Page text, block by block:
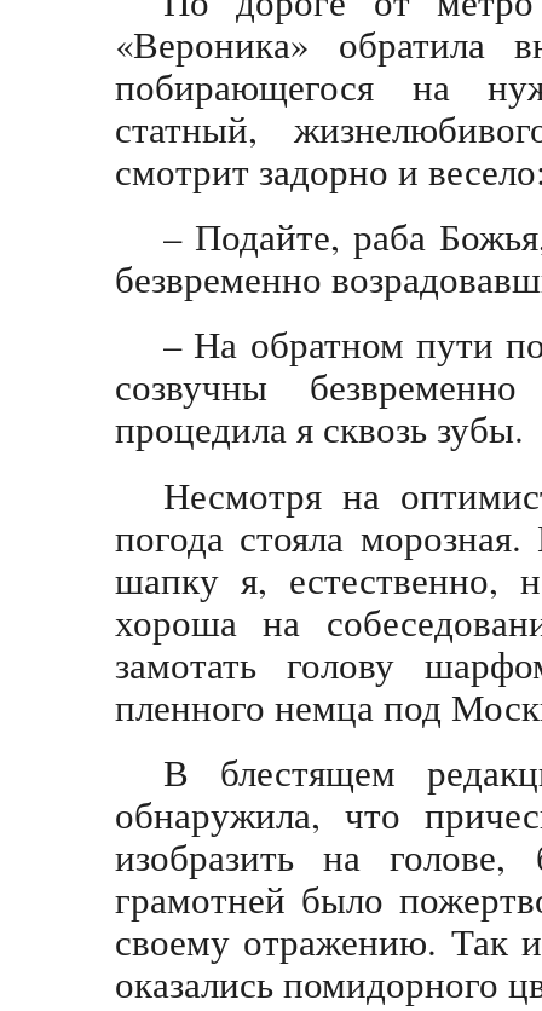
«Вероника» обратила
побирающегося на
статный,
смотрит задорно и
– Подайте, раба
безвременно
– На обратном пути
созвучны
процедила я сквозь зубы.
Несмотря на
погода стояла
шапку я, естественно,
хороша на
замотать голову
пленного немца под
В блестящем
обнаружила, что
изобразить на
грамотней было
своему отражению. Так
оказались помидорного